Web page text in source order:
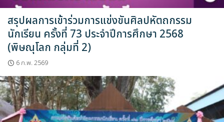
สรุปผลการเข้าร่วมการแข่งขันศิลปหัตถกรรม
นักเรียน ครั้งที่ 73 ประจำปีการศึกษา 2568
(พิษณุโลก กลุ่มที่ 2)
6 ก.พ. 2569